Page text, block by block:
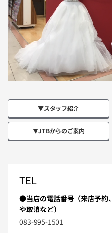
▼スタッフ紹介
▼JTBからのご案内
TEL
●当店の電話番号（来店予約
や取消など）
083-995-1501